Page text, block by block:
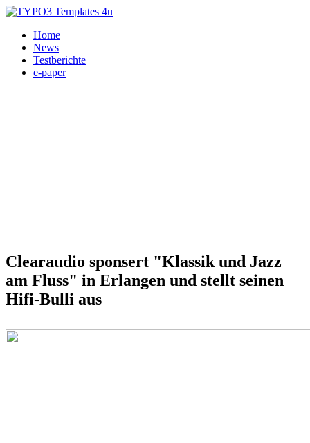
Home
News
Testberichte
e-paper
Clearaudio sponsert "Klassik und Jazz
am Fluss" in Erlangen und stellt seinen
Hifi-Bulli aus